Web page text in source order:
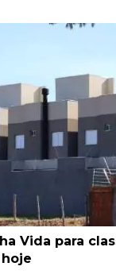
Vida para